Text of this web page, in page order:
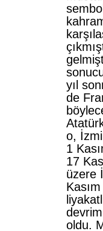
yıl
de
o,
1
17
üzere
oldu.